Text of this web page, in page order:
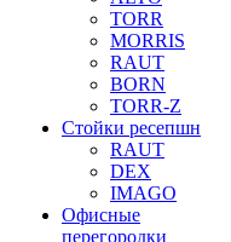
TORR
MORRIS
RAUT
BORN
TORR-Z
Стойки ресепшн
RAUT
DEX
IMAGO
Офисные
перегородки